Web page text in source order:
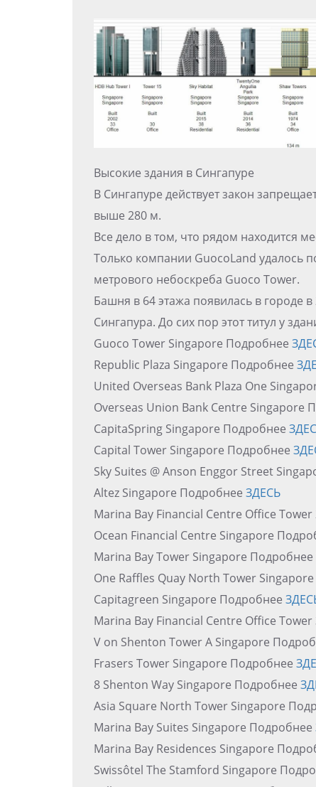
Высокие здания в Сингапуре
В Сингапуре действует закон
выше 280 м.
Все дело в том, что рядом находится
Только компании GuocoLand удалось
метрового небоскреба Guoco Tower.
Башня в 64 этажа появилась в городе
Сингапура. До сих пор этот титул у
Guoco Tower Singapore Подробнее
Republic Plaza Singapore Подробнее
United Overseas Bank Plaza One
Overseas Union Bank Centre Singapore
CapitaSpring Singapore Подробнее
Capital Tower Singapore Подробнее
Sky Suites @ Anson Enggor Street
Altez Singapore Подробнее ЗДЕСЬ
Marina Bay Financial Centre Office
Ocean Financial Centre Singapore
Marina Bay Tower Singapore Подробнее
One Raffles Quay North Tower
Capitagreen Singapore Подробнее
Marina Bay Financial Centre Office
V on Shenton Tower A Singapore
Frasers Tower Singapore Подробнее
8 Shenton Way Singapore Подробнее
Asia Square North Tower Singapore
Marina Bay Suites Singapore Подробнее
Marina Bay Residences Singapore
Swissôtel The Stamford Singapore